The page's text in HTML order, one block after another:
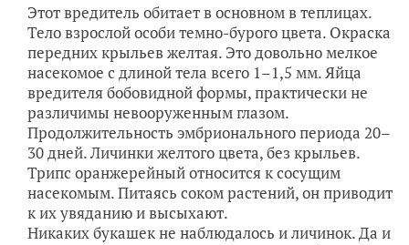
Этот вредитель обитает в основном в теплицах.
Тело взрослой особи темно-бурого цвета. Окраска
передних крыльев желтая. Это довольно мелкое
насекомое с длиной тела всего 1–1,5 мм. Яйца
вредителя бобовидной формы, практически не
различимы невооруженным глазом.
Продолжительность эмбрионального периода 20–
30 дней. Личинки желтого цвета, без крыльев.
Трипс оранжерейный относится к сосущим
насекомым. Питаясь соком растений, он приводит
к их увяданию и высыхают.
Никаких букашек не наблюдалось и личинок. Да и